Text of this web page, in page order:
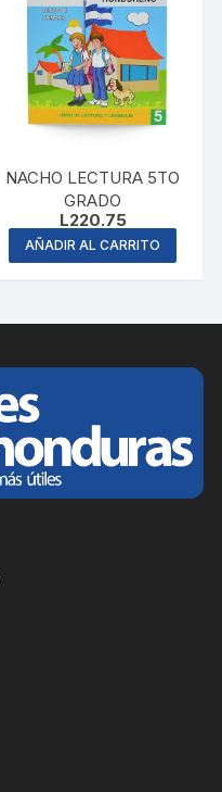
NACHO LECTURA 5TO
GRADO
L220.75
AÑADIR AL CARRITO